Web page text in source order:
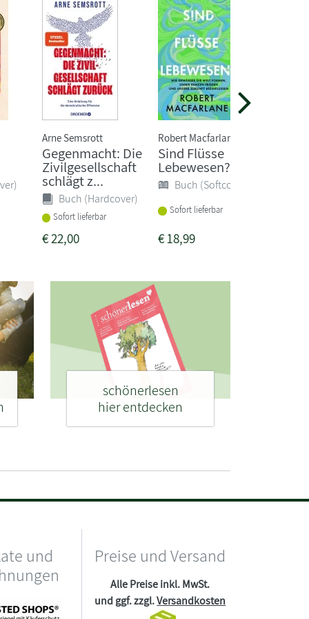
Arne Semsrott
Gegenmacht: Die
Zivilgesellschaft
schlägt z...
Buch (Hardcover)
Sofort lieferbar
€22,00
Robert Macfarlane
Sind Flüsse
Lebewesen?
Buch (Softcover)
Sofort lieferbar
€18,99
schönerlesen
hier entdecken
und
Preise und Versand
Alle Preise inkl. MwSt.
und ggf. zzgl.Versandkosten